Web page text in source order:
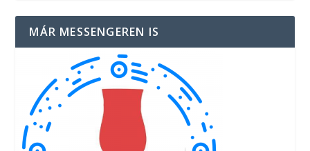
MÁR MESSENGEREN IS